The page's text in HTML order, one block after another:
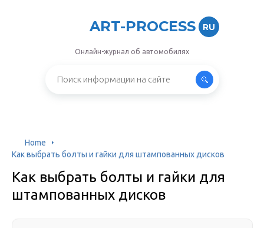
ART-PROCESS RU
Онлайн-журнал об автомобилях
Home
Как выбрать болты и гайки для штампованных дисков
Как выбрать болты и гайки для
штампованных дисков